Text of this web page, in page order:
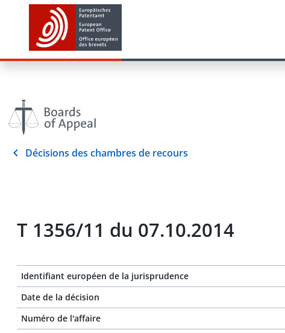
Décisions des chambres de recours
T 1356/11 du 07.10.2014
Identifiant européen de la jurisprudence
Date de la décision
Numéro de l'affaire